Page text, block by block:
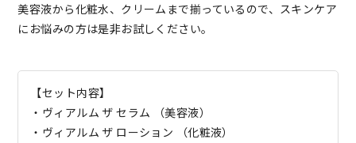
美容液から化粧水、クリームまで揃っているので、スキンケア
にお悩みの方は是非お試しください。
【セット内容】
・ヴィアルム ザ セラム （美容液）
・ヴィアルム ザ ローション （化粧液）